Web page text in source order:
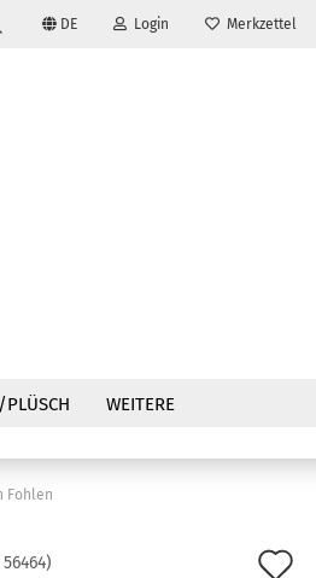
DE Login Merkzettel
WEITERE
Fohlen
56464)